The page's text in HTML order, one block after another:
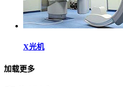
X光机
加载更多